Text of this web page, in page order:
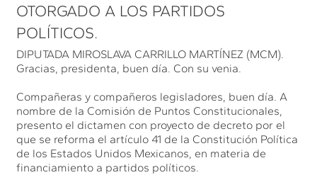
OTORGADO A LOS PARTIDOS
POLÍTICOS.
DIPUTADA MIROSLAVA CARRILLO MARTÍNEZ (MCM).
Gracias, presidenta, buen día. Con su venia.
Compañeras y compañeros legisladores, buen día. A
nombre de la Comisión de Puntos Constitucionales,
presento el dictamen con proyecto de decreto por el
que se reforma el artículo 41 de la Constitución Política
de los Estados Unidos Mexicanos, en materia de
financiamiento a partidos políticos.